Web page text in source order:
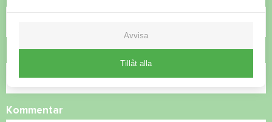
Kommentar
Avvisa
Tillåt alla